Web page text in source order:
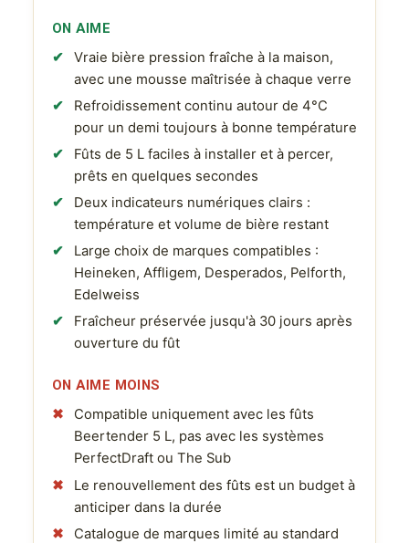
ON AIME
Vraie bière pression fraîche à la maison,
avec une mousse maîtrisée à chaque verre
Refroidissement continu autour de 4°C
pour un demi toujours à bonne température
Fûts de 5 L faciles à installer et à percer,
prêts en quelques secondes
Deux indicateurs numériques clairs :
température et volume de bière restant
Large choix de marques compatibles :
Heineken, Affligem, Desperados, Pelforth,
Edelweiss
Fraîcheur préservée jusqu'à 30 jours après
ouverture du fût
ON AIME MOINS
Compatible uniquement avec les fûts
Beertender 5 L, pas avec les systèmes
PerfectDraft ou The Sub
Le renouvellement des fûts est un budget à
anticiper dans la durée
Catalogue de marques limité au standard